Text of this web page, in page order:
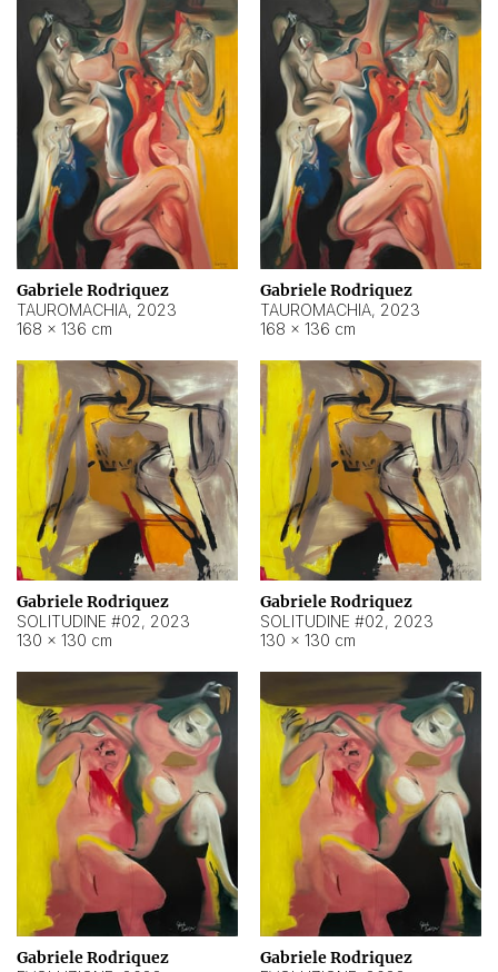
Gabriele Rodriquez
TAUROMACHIA, 2023
168 × 136 cm
Gabriele Rodriquez
TAUROMACHIA, 2023
168 × 136 cm
Gabriele Rodriquez
SOLITUDINE #02, 2023
130 × 130 cm
Gabriele Rodriquez
SOLITUDINE #02, 2023
130 × 130 cm
Gabriele Rodriquez Gabriele Rodriquez